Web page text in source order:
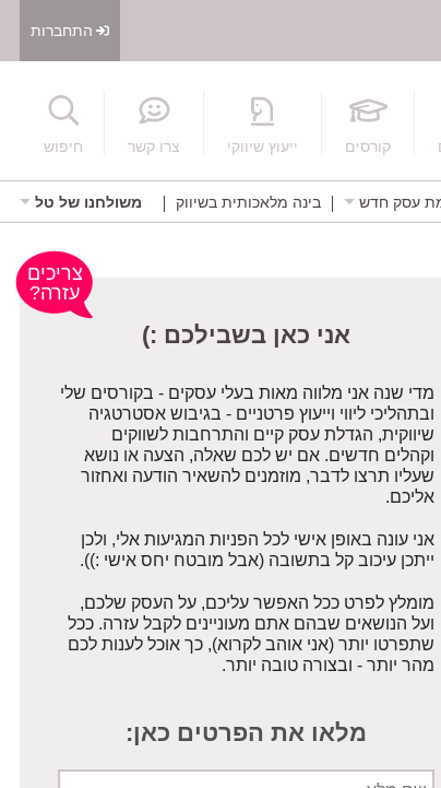
התחברות
קורסים ייעוץ שיווקי צרו קשר חיפוש
עסק חדש בינה מלאכותית בשיווק משולחנו של טל
אני כאן בשבילכם :)
מדי שנה אני מלווה מאות בעלי עסקים - בקורסים שלי
ובתהליכי ליווי וייעוץ פרטניים - בגיבוש אסטרטגיה
שיווקית, הגדלת עסק קיים והתרחבות לשווקים
וקהלים חדשים. אם יש לכם שאלה, הצעה או נושא
שעליו תרצו לדבר, מוזמנים להשאיר הודעה ואחזור
אליכם.
אני עונה באופן אישי לכל הפניות המגיעות אלי, ולכן
ייתכן עיכוב קל בתשובה (אבל מובטח יחס אישי :)).
מומלץ לפרט ככל האפשר עליכם, על העסק שלכם,
ועל הנושאים שבהם אתם מעוניינים לקבל עזרה. ככל
שתפרטו יותר (אני אוהב לקרוא), כך אוכל לענות לכם
מהר יותר - ובצורה טובה יותר.
מלאו את הפרטים כאן: